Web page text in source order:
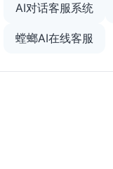
AI对话客服系统
螳螂AI在线客服